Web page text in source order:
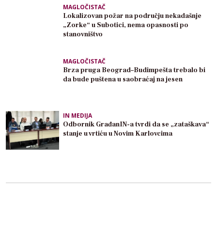
MAGLOČISTAČ
Lokalizovan požar na području nekadašnje
„Zorke“ u Subotici, nema opasnosti po
stanovništvo
MAGLOČISTAČ
Brza pruga Beograd–Budimpešta trebalo bi
da bude puštena u saobraćaj na jesen
IN MEDIJA
Odbornik GrađanIN-a tvrdi da se „zataškava“
stanje u vrtiću u Novim Karlovcima